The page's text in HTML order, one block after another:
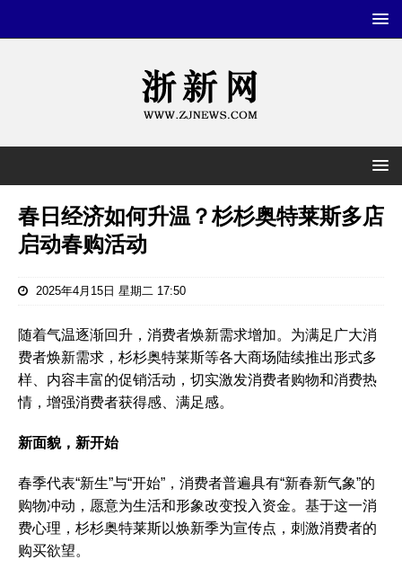
春日经济如何升温？杉杉奥特莱斯多店
启动春购活动
2025年4月15日 星期二 17:50
随着气温逐渐回升，消费者焕新需求增加。为满足广大消
费者焕新需求，杉杉奥特莱斯等各大商场陆续推出形式多
样、内容丰富的促销活动，切实激发消费者购物和消费热
情，增强消费者获得感、满足感。
新面貌，新开始
春季代表“新生”与“开始”，消费者普遍具有“新春新气象”的
购物冲动，愿意为生活和形象改变投入资金。基于这一消
费心理，杉杉奥特莱斯以焕新季为宣传点，刺激消费者的
购买欲望。